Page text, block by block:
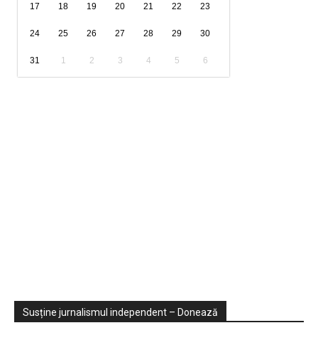
17 18 19 20 21 22 23
24 25 26 27 28 29 30
31 1 2 3 4 5 6
Sondaje
Video
Susține jurnalismul independent – Donează